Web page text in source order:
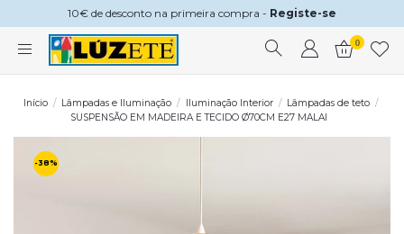
10€ de desconto na primeira compra - Registe-se
0
Início Lâmpadas e Iluminação Iluminação Interior
Lâmpadas de teto
SUSPENSÃO EM MADEIRA E TECIDO Ø70CM E27 MALAI
-38%